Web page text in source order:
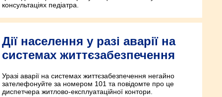
консультаціях педіатра.
Дії населення у разі аварії на
системах життєзабезпечення
Уразі аварії на системах життєзабезпечення негайно
зателефонуйте за номером 101 та повідомте про це
диспетчера житлово-експлуатаційної контори.